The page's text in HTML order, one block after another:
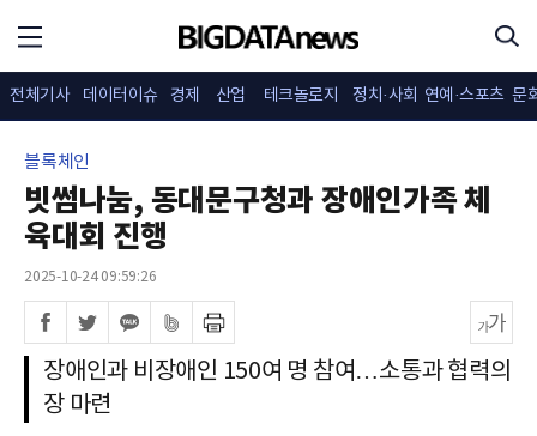
전체기사 데이터이슈 경제 산업 테크놀로지 정치·사회 연예·스포츠 문
블록체인
빗썸나눔, 동대문구청과 장애인가족 체
육대회 진행
2025-10-24 09:59:26
장애인과 비장애인 150여 명 참여…소통과 협력의
장 마련